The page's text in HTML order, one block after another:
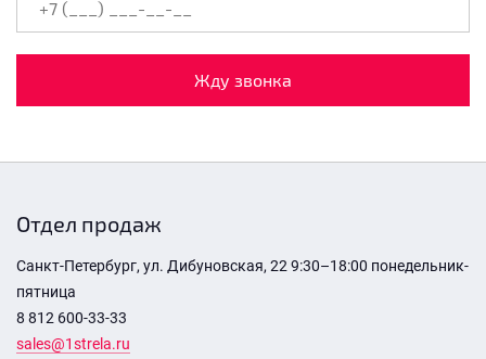
Жду звонка
Отдел продаж
Санкт-Петербург, ул. Дибуновская, 22 9:30–18:00 понедельник-
пятница
8 812 600-33-33
sales@1strela.ru